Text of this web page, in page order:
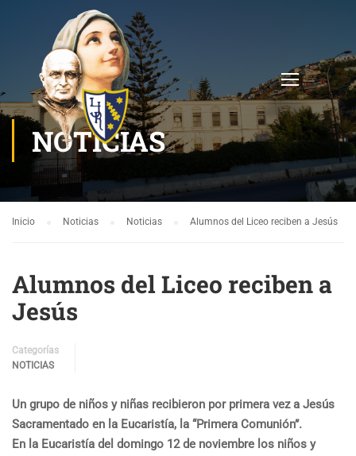
NOTICIAS
Inicio Noticias Noticias Alumnos del Liceo reciben a Jesús
Alumnos del Liceo reciben a
Jesús
Categorías
NOTICIAS
Un grupo de niños y niñas recibieron por primera vez a Jesús
Sacramentado en la Eucaristía, la “Primera Comunión”.
En la Eucaristía del domingo 12 de noviembre los niños y